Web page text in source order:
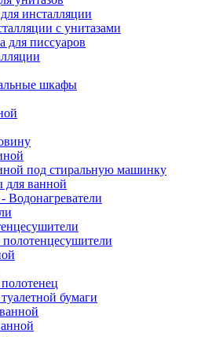
инсталляции
с унитазами
писсуаров
шкафы
под стиральную машинку
ванной
Водонагреватели
бумаги